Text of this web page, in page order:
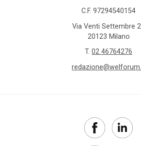
C.F. 97294540154
Via Venti Settembre
20123 Milano
T. 02 46764276